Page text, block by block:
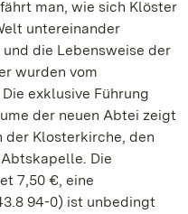
man, wie sich Klöster
untereinander
die Lebensweise der
wurden vom
exklusive Führung
der neuen Abtei zeigt
Klosterkirche, den
Die
7,50 €, eine
94-0) ist unbedingt